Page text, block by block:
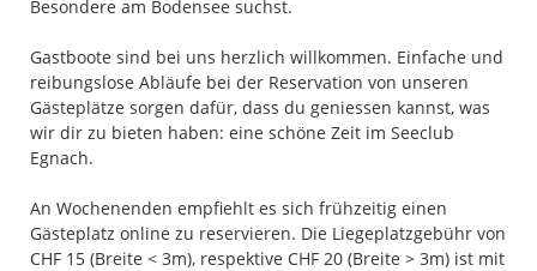
Besondere am Bodensee suchst.
Gastboote sind bei uns herzlich willkommen. Einfache und
reibungslose Abläufe bei der Reservation von unseren
Gästeplätze sorgen dafür, dass du geniessen kannst, was
wir dir zu bieten haben: eine schöne Zeit im Seeclub
Egnach.
An Wochenenden empfiehlt es sich frühzeitig einen
Gästeplatz online zu reservieren. Die Liegeplatzgebühr von
CHF 15 (Breite < 3m), respektive CHF 20 (Breite > 3m) ist mit